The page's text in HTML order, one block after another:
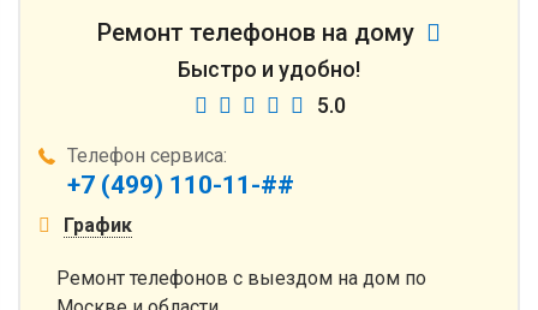
Ремонт телефонов на дому
Быстро и удобно!
5.0
Телефон сервиса:
+7 (499) 110-11-##
График
Ремонт телефонов с выездом на дом по